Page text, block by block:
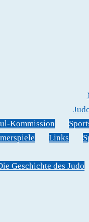
Kommission
Links
Geschichte des Judo